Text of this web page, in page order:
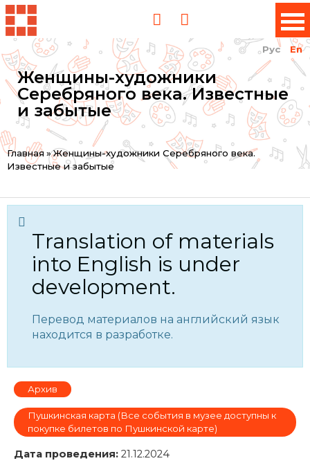
Рус En
Женщины-художники
Серебряного века. Известные
и забытые
You
are
here
Главная »Женщины-художники Серебряного века.
Известные и забытые
Translation of materials
into English is under
development.
Перевод материалов на английский язык
находится в разработке.
Архив
Пушкинская карта (Все события в музее доступны к
покупке билетов по Пушкинской карте)
Дата проведения: 21.12.2024